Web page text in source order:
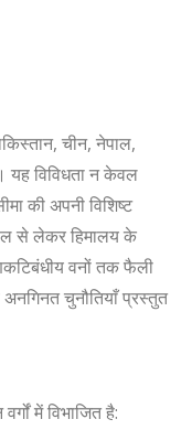
, चीन, नेपाल,
यह विविधता न केवल
की अपनी विशिष्ट
से लेकर हिमालय के
वनों तक फैली
अनगिनत चुनौतियाँ प्रस्तुत
में विभाजित है: